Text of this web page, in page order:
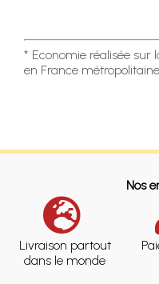
* Economie réalisée sur
en France métropolitaine
Nos
Livraison partout
dans le monde